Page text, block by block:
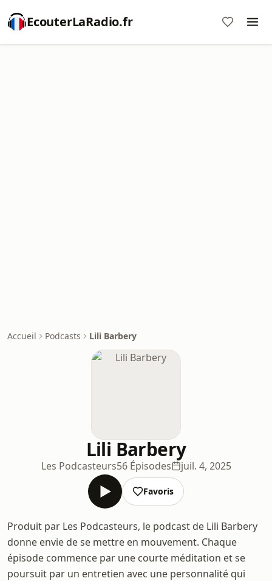
EcouterLaRadio.fr
Accueil Podcasts Lili Barbery
Lili Barbery
Les Podcasteurs56 Épisodes juil. 4, 2025
Favoris
Produit par Les Podcasteurs, le podcast de Lili Barbery
donne envie de se mettre en mouvement. Chaque
épisode commence par une courte méditation et se
poursuit par un entretien avec une personnalité qui